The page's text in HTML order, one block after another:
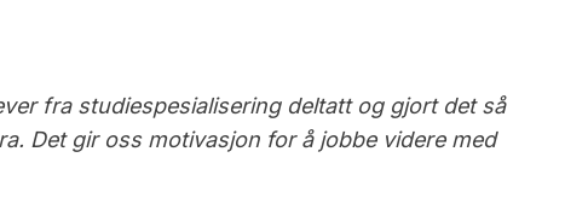
fra studiespesialisering deltatt og gjort det så
Det gir oss motivasjon for å jobbe videre med